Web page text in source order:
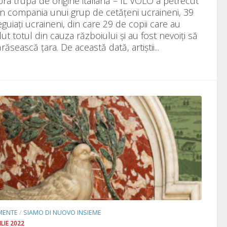
compania unui grup de cetățeni ucraineni, 39
ucraineni, din care 29 de copii care au
totul din cauza războiului și au fost nevoiți să
țara. De această dată, artiștii...
/ SIAMO DI NUOVO INSIEME
2022